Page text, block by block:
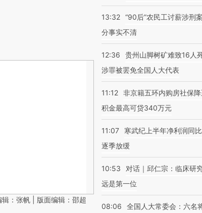
辑：张帆 | 版面编辑：邵超
13:32 “90后”农民工讨薪涉刑
分事实不清
12:36
贵州山脚树矿难致16人
涉罪被罢免全国人大代表
11:12 非京籍五环内购房社保
积金最高可贷340万元
11:07
寒武纪上半年净利润同
逐季放缓
10:53
对话｜邱仁宗：临床研
远是第一位
08:06
全国人大常委会：六名